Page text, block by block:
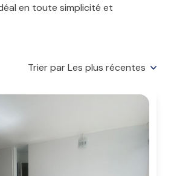
en toute simplicité et
Trier par Les plus récentes